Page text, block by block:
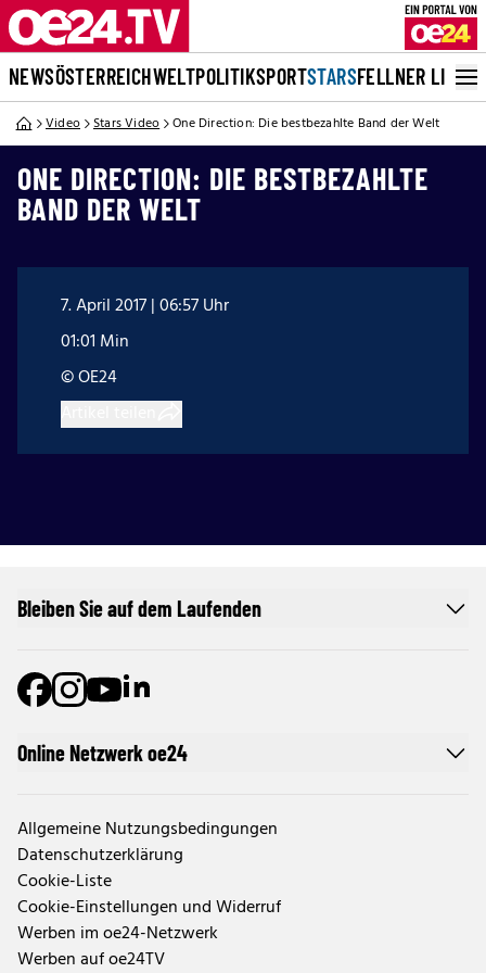
NEWSÖSTERREICHWELTPOLITIKSPORTSTARSFELLNER LIVE
Video Stars Video One Direction: Die bestbezahlte Band der Welt
ONE DIRECTION: DIE BESTBEZAHLTE
BAND DER WELT
7. April 2017 | 06:57 Uhr
01:01 Min
© OE24
Online Netzwerk oe24
Allgemeine Nutzungsbedingungen
Datenschutzerklärung
Cookie-Liste
Cookie-Einstellungen und Widerruf
Werben im oe24-Netzwerk
Werben auf oe24TV
Bleiben Sie auf dem Laufenden